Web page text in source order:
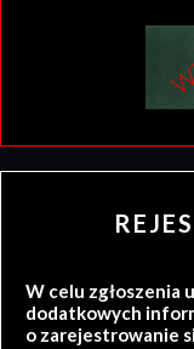
W celu zgłoszenia
dodatkowych
o zarejestrowanie